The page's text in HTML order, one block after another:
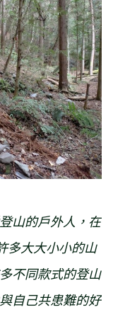
進駐高雄夢
感限定系列、專
山的戶外人，在
多大大小小的山
不同款式的登山
自己共患難的好